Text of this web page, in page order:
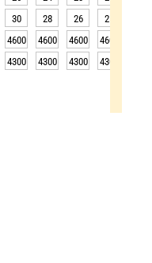
30 28 26 25
4600 4600 4600 4600
4300 4300 4300 4300